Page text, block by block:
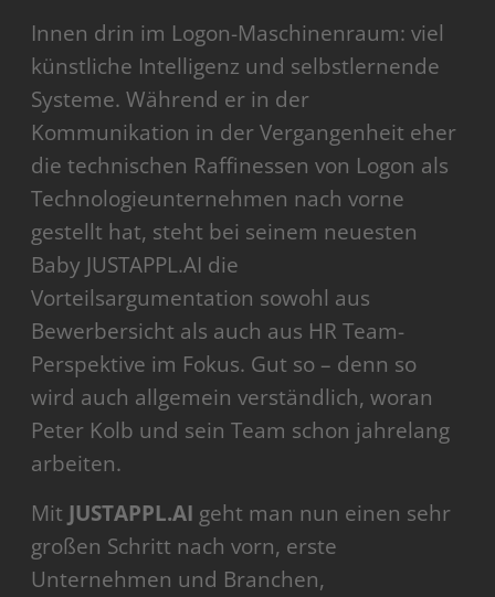
Innen drin im Logon-Maschinenraum: viel
künstliche Intelligenz und selbstlernende
Systeme. Während er in der
Kommunikation in der Vergangenheit eher
die technischen Raffinessen von Logon als
Technologieunternehmen nach vorne
gestellt hat, steht bei seinem neuesten
Baby JUSTAPPL.AI die
Vorteilsargumentation sowohl aus
Bewerbersicht als auch aus HR Team-
Perspektive im Fokus. Gut so – denn so
wird auch allgemein verständlich, woran
Peter Kolb und sein Team schon jahrelang
arbeiten.
Mit JUSTAPPL.AI geht man nun einen sehr
großen Schritt nach vorn, erste
Unternehmen und Branchen,